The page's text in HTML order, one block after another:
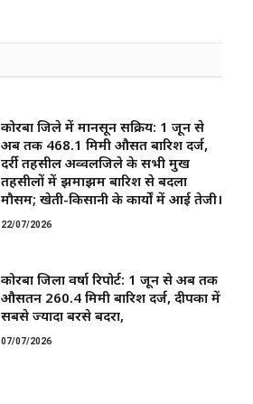
कोरबा जिले में मानसून सक्रिय: 1 जून से
अब तक 468.1 मिमी औसत बारिश दर्ज,
दर्री तहसील अव्वलजिले के सभी प्रमुख
तहसीलों में झमाझम बारिश से बदला
मौसम; खेती-किसानी के कार्यों में आई तेजी।
22/07/2026
कोरबा जिला वर्षा रिपोर्ट: 1 जून से अब तक
औसतन 260.4 मिमी बारिश दर्ज, दीपका में
सबसे ज्यादा बरसे बदरा,
07/07/2026